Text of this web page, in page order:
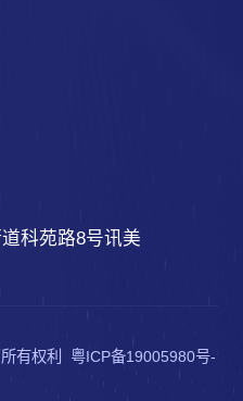
科苑路8号讯美
有权利 粤ICP备19005980号-